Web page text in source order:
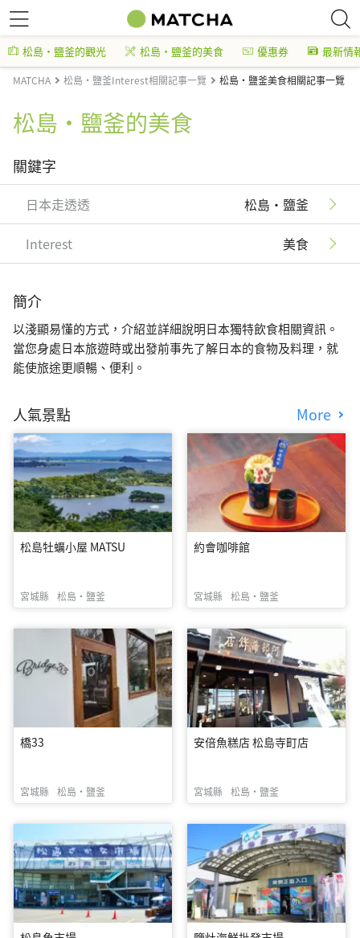
松島・鹽釜的觀光 松島・鹽釜的美食 優惠券 最新情
MATCHA 松島・鹽釜Interest相關記事一覽 松島・鹽釜美食相關記事一覽
松島・鹽釜的美食
關鍵字
日本走透透 松島・鹽釜
Interest 美食
簡介
以淺顯易懂的方式，介紹並詳細說明日本獨特飲食相關資訊。
當您身處日本旅遊時或出發前事先了解日本的食物及料理，就
能使旅途更順暢、便利。
人氣景點 More
松島牡蠣小屋 MATSU
宮城縣 松島・鹽釜
約會咖啡館
宮城縣 松島・鹽釜
橋33
宮城縣 松島・鹽釜
安倍魚糕店 松島寺町店
宮城縣 松島・鹽釜